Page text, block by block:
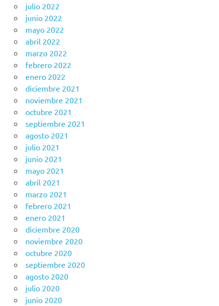
julio 2022
junio 2022
mayo 2022
abril 2022
marzo 2022
febrero 2022
enero 2022
diciembre 2021
noviembre 2021
octubre 2021
septiembre 2021
agosto 2021
julio 2021
junio 2021
mayo 2021
abril 2021
marzo 2021
febrero 2021
enero 2021
diciembre 2020
noviembre 2020
octubre 2020
septiembre 2020
agosto 2020
julio 2020
junio 2020